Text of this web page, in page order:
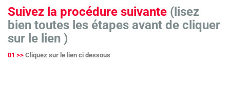
Suivez la procédure suivante (lisez
bien toutes les étapes avant de cliquer
sur le lien )
01 >> Cliquez sur le lien ci dessous